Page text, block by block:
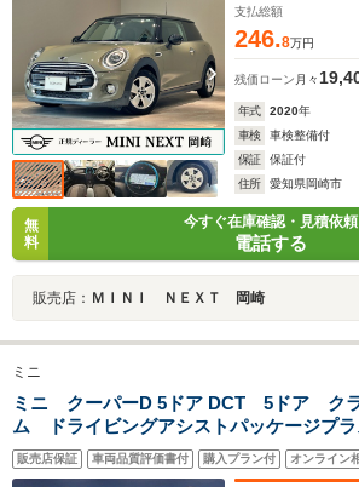
支払総額
246.8万円
残価ローン 月々
年式 2020年
車検
車検整備付
保証
保証付
住所
愛知県岡崎市
無
料
今すぐ在庫確認・見積依頼
電話する
販売店： ＭＩＮＩ ＮＥＸＴ 岡崎
ミニ
ミニ クーパーD 5ドア DCT 5ドア クラ
ム ドライビングアシストパッケージプ
ター Applecarplay バックカメラ アク
ズコントロール LEDヘッドライト 1オー
販売店保証 車両品質評価書付 購入プラン付 オンライン